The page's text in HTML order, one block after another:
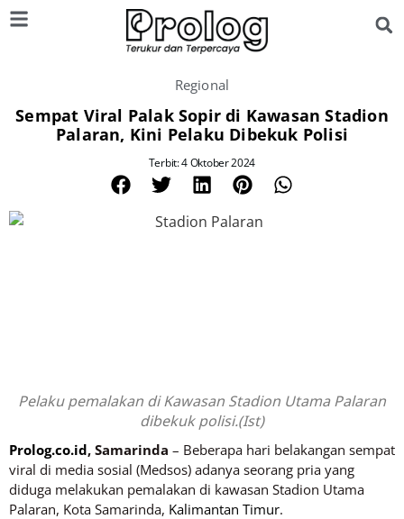
Regional
Sempat Viral Palak Sopir di Kawasan Stadion
Palaran, Kini Pelaku Dibekuk Polisi
Terbit: 4 Oktober 2024
Pelaku pemalakan di Kawasan Stadion Utama Palaran
dibekuk polisi.(Ist)
Prolog.co.id, Samarinda – Beberapa hari belakangan sempat
viral di media sosial (Medsos) adanya seorang pria yang
diduga melakukan pemalakan di kawasan Stadion Utama
Palaran, Kota Samarinda, Kalimantan Timur.